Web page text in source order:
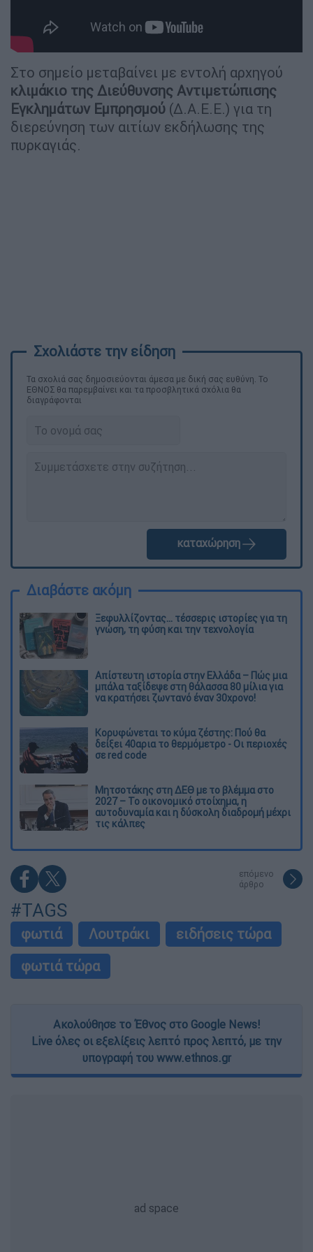
Στο σημείο μεταβαίνει με εντολή αρχηγού
κλιμάκιο της Διεύθυνσης Αντιμετώπισης
Εγκλημάτων Εμπρησμού (Δ.Α.Ε.Ε.) για τη
διερεύνηση των αιτίων εκδήλωσης της
πυρκαγιάς.
Τα σχολιά σας δημοσιεύονται άμεσα με δική σας ευθύνη. Το
ΕΘΝΟΣ θα παρεμβαίνει και τα προσβλητικά σχόλια θα
διαγράφονται
καταχώρηση
Διαβάστε ακόμη
Ξεφυλλίζοντας... τέσσερις ιστορίες για τη
γνώση, τη φύση και την τεχνολογία
Απίστευτη ιστορία στην Ελλάδα – Πώς μια
μπάλα ταξίδεψε στη θάλασσα 80 μίλια για
να κρατήσει ζωντανό έναν 30χρονο!
Κορυφώνεται το κύμα ζέστης: Πού θα
δείξει 40αρια το θερμόμετρο - Οι περιοχές
σε red code
Μητσοτάκης στη ΔΕΘ με το βλέμμα στο
2027 – Το οικονομικό στοίχημα, η
αυτοδυναμία και η δύσκολη διαδρομή μέχρι
τις κάλπες
επόμενο
άρθρο
#TAGS
φωτιά Λουτράκι
ειδήσεις τώρα
φωτιά τώρα
Ακολούθησε το Έθνος στο Google News!
Live όλες οι εξελίξεις λεπτό προς λεπτό, με την
υπογραφή του www.ethnos.gr